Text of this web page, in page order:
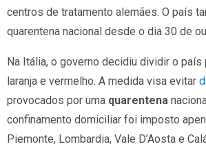
centros de tratamento alemães. O país
quarentena nacional desde o dia 30 de
Na Itália, o governo decidiu dividir o país
laranja e vermelho. A medida visa evitar
provocados por uma quarentena
confinamento domiciliar foi imposto
Piemonte, Lombardia, Vale D’Aosta e